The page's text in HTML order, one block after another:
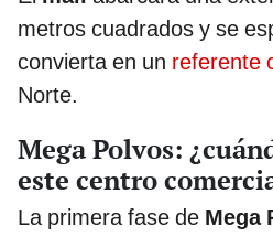
metros cuadrados y se
convierta en un referente
Norte.
Mega Polvos:
este centro
La primera fase de Mega